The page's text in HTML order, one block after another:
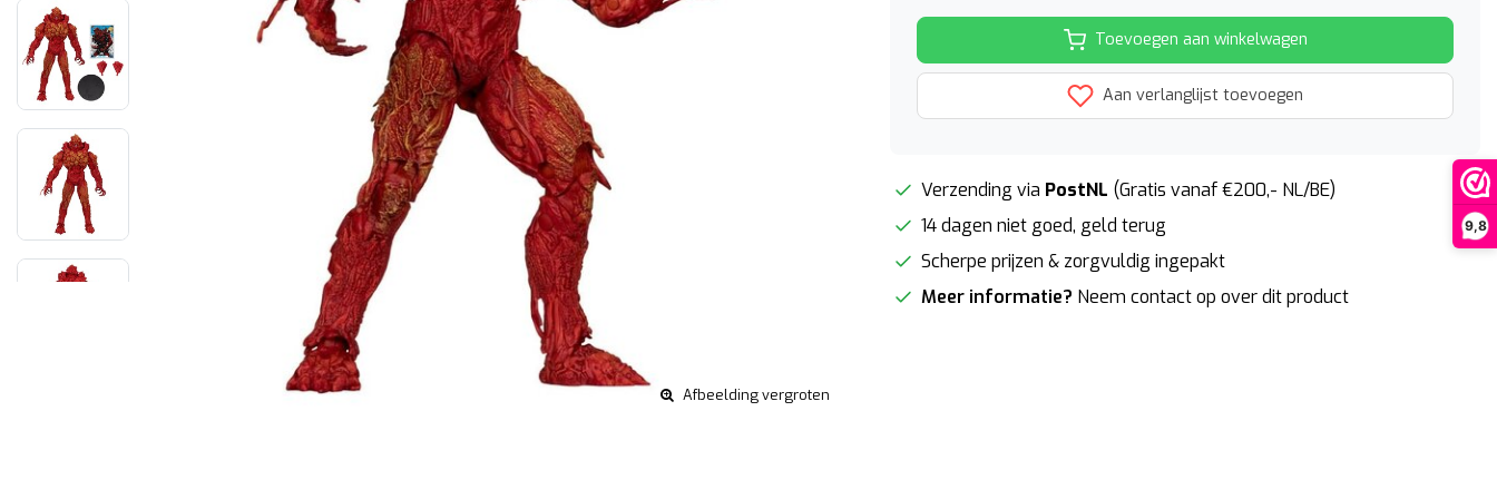
9,8
Afbeelding vergroten
Toevoegen aan winkelwagen
Aan verlanglijst toevoegen
Verzending via PostNL (Gratis vanaf €200,- NL/BE)
14 dagen niet goed, geld terug
Scherpe prijzen & zorgvuldig ingepakt
Meer informatie? Neem contact op over dit product